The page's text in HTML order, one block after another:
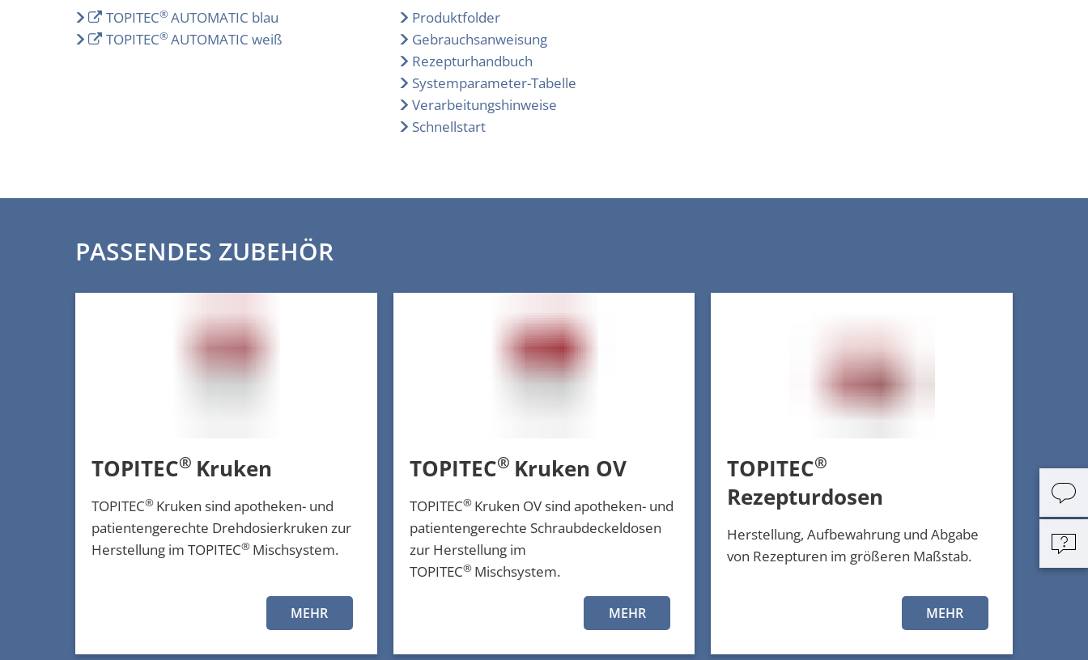
TOPITEC®AUTOMATIC blau
TOPITEC®AUTOMATIC weiß
Produktfolder
Gebrauchsanweisung
Rezepturhandbuch
Systemparameter-Tabelle
Verarbeitungshinweise
Schnellstart
PASSENDES ZUBEHÖR
TOPITEC® Kruken
TOPITEC® Kruken sind apotheken- und
patientengerechte Drehdosierkruken zur
Herstellung im TOPITEC® Mischsystem.
MEHR
TOPITEC® Kruken OV
TOPITEC® Kruken OV sind apotheken- und
patientengerechte Schraubdeckeldosen
zur Herstellung im
TOPITEC® Mischsystem.
MEHR
TOPITEC®
Rezepturdosen
Herstellung, Aufbewahrung und Abgabe
von Rezepturen im größeren Maßstab.
MEHR